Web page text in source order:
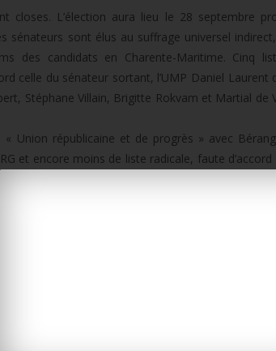
L’élection aura lieu le 28 septembre
sont élus au suffrage universel
des candidats en Charente-Maritime. Cinq
celle du sénateur sortant, l’UMP Daniel
Stéphane Villain, Brigitte Rokvam et Martial de
Union républicaine et de progrès » avec
et encore moins de liste radicale, faute
par Christian Couillaud avec Brigitte
par Jean-Pierre Tallieu avec Salomée Ruel,
par Jean-Marc De Lacoste Lareymondie